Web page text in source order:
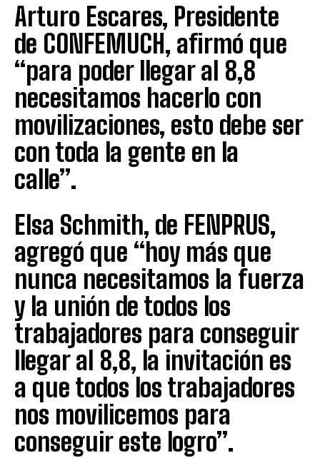
Arturo Escares, Presidente
de CONFEMUCH, afirmó que
“para poder llegar al 8,8
necesitamos hacerlo con
movilizaciones, esto debe ser
con toda la gente en la
calle”.
Elsa Schmith, de FENPRUS,
agregó que “hoy más que
nunca necesitamos la fuerza
y la unión de todos los
trabajadores para conseguir
llegar al 8,8, la invitación es
a que todos los trabajadores
nos movilicemos para
conseguir este logro”.